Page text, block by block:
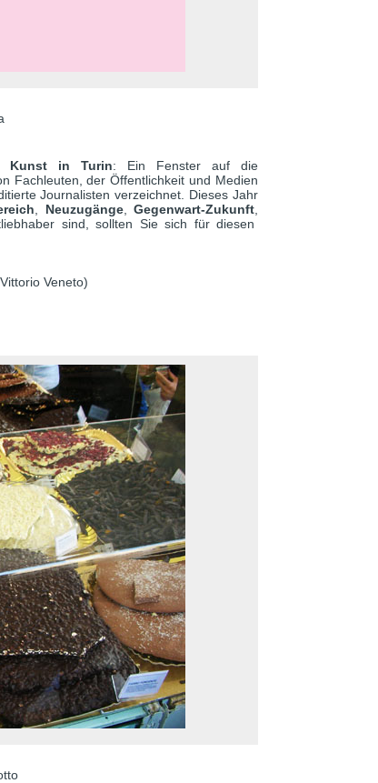
Kunst in Turin: Ein Fenster auf die
Fachleuten, der Öffentlichkeit und Medien
Journalisten verzeichnet. Dieses Jahr
Neuzugänge, Gegenwart-Zukunft
sind, sollten Sie sich für diesen
Veneto)